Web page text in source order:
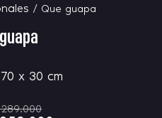
/ Que guapa
x 30 cm